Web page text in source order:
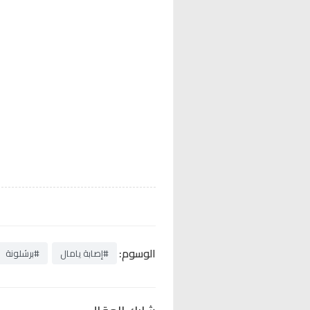
الوسوم: #إصابة يامال #برشلونة